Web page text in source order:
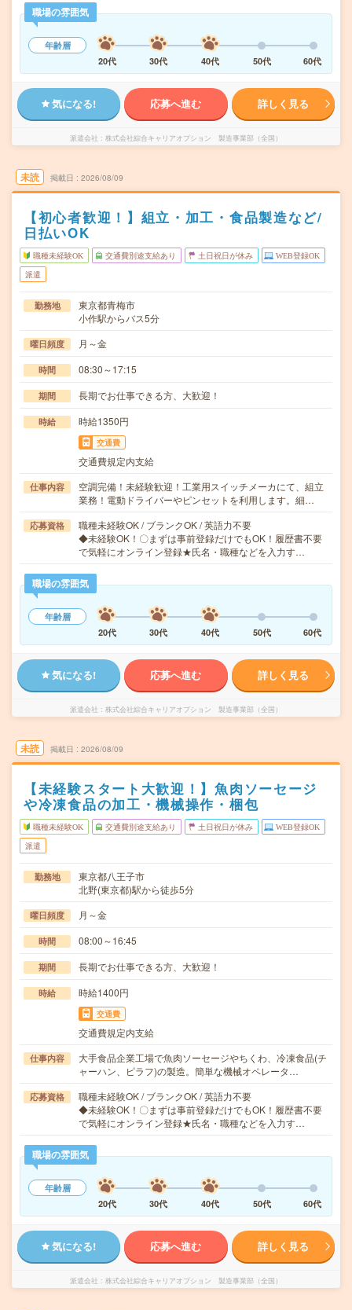
職場の雰囲気
年齢層
20代
30代 40代 50代 60代
気になる! 応募へ進む 詳しく見る
派遣会社 株式会社綜合キャリアオプション 製造事業部（全国）
未読 掲載日 2026/08/09
【初心者歓迎！】組立・加工・食品製造など/
日払いOK
職種未経験OK 交通費別途支給あり 土日祝日が休み WEB登録OK
派遣
勤務地
東京都青梅市
小作駅からバス5分
曜日頻度 月～金
時間 08:30～17:15
期間 長期でお仕事できる方、大歓迎！
時給 時給1350円
交通費
交通費規定内支給
仕事内容
空調完備！未経験歓迎！工業用スイッチメーカにて、組立
業務！電動ドライバーやピンセットを利用します。細…
応募資格
職種未経験OK / ブランクOK / 英語力不要
◆未経験OK！〇まずは事前登録だけでもOK！履歴書不要
で気軽にオンライン登録★氏名・職種などを入力す…
職場の雰囲気
年齢層
20代
30代 40代 50代 60代
気になる! 応募へ進む 詳しく見る
派遣会社 株式会社綜合キャリアオプション 製造事業部（全国）
未読 掲載日 2026/08/09
【未経験スタート大歓迎！】魚肉ソーセージ
や冷凍食品の加工・機械操作・梱包
職種未経験OK 交通費別途支給あり 土日祝日が休み WEB登録OK
派遣
勤務地
東京都八王子市
北野(東京都)駅から徒歩5分
曜日頻度 月～金
時間 08:00～16:45
期間 長期でお仕事できる方、大歓迎！
時給 時給1400円
交通費
交通費規定内支給
仕事内容
大手食品企業工場で魚肉ソーセージやちくわ、冷凍食品(チ
ャーハン、ピラフ)の製造。簡単な機械オペレータ…
応募資格
職種未経験OK / ブランクOK / 英語力不要
◆未経験OK！〇まずは事前登録だけでもOK！履歴書不要
で気軽にオンライン登録★氏名・職種などを入力す…
職場の雰囲気
年齢層
20代
30代 40代 50代 60代
気になる! 応募へ進む 詳しく見る
派遣会社 株式会社綜合キャリアオプション 製造事業部（全国）